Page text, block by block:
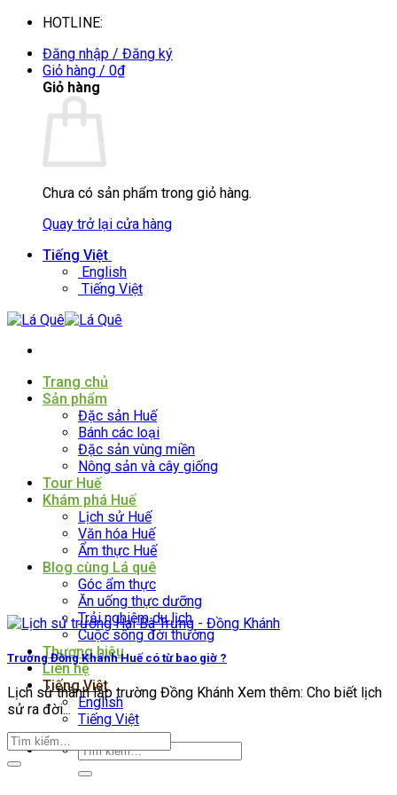
dung
HOTLINE:
Đăng nhập / Đăng ký
Giỏ hàng / 0₫
Giỏ hàng
Chưa có sản phẩm trong giỏ hàng.
Quay trở lại cửa hàng
Tiếng Việt
English
Tiếng Việt
Trang chủ
Sản phẩm
Đặc sản Huế
Bánh các loại
Đặc sản vùng miền
Nông sản và cây giống
Tour Huế
Khám phá Huế
Lịch sử Huế
Văn hóa Huế
Ẩm thực Huế
Blog cùng Lá quê
Góc ẩm thực
Ăn uống thực dưỡng
Trải nghiệm du lịch
Cuộc sống đời thường
Thương hiệu
Liên hệ
Tiếng Việt
English
Tiếng Việt
Tìm
kiếm:
Trường Đồng Khánh Huế có từ bao giờ ?
Lịch sử thành lập trường Đồng Khánh Xem thêm: Cho biết lịch
sử ra đời...